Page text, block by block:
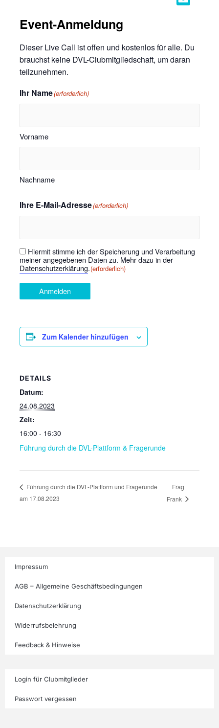
Event-Anmeldung
Dieser Live Call ist offen und kostenlos für alle. Du
brauchst keine DVL-Clubmitgliedschaft, um daran
teilzunehmen.
Ihr Name(erforderlich)
Vorname
Nachname
Ihre E-Mail-Adresse(erforderlich)
Einwilligung(erforderlich)
Hiermit stimme ich der Speicherung und Verarbeitung
meiner angegebenen Daten zu. Mehr dazu in der
Datenschutzerklärung.(erforderlich)
Anmelden
Zum Kalender hinzufügen
DETAILS
Datum:
24.08.2023
Zeit:
16:00 - 16:30
Führung durch die DVL-Plattform & Fragerunde
Führung durch die DVL-Plattform und Fragerunde
am 17.08.2023
Frag
Frank
Impressum
AGB – Allgemeine Geschäftsbedingungen
Datenschutzerklärung
Widerrufsbelehrung
Feedback & Hinweise
Login für Clubmitglieder
Passwort vergessen